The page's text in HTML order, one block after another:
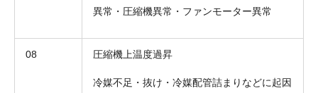
異常・圧縮機異常・ファンモーター異常
08 圧縮機上温度過昇
冷媒不足・抜け・冷媒配管詰まりなどに起因